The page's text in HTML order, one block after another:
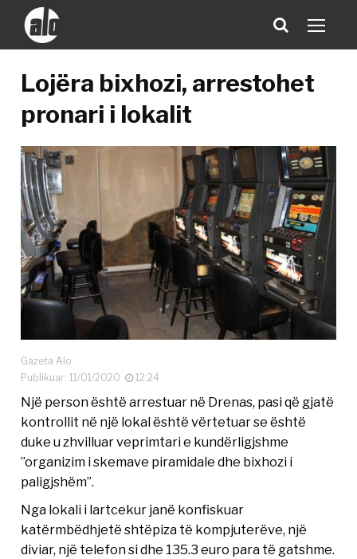
Lojëra bixhozi, arrestohet
pronari i lokalit
Gazeta Alo
Publikuar: 11/01/2020
12:24
Një person është arrestuar në Drenas, pasi që gjatë
kontrollit në një lokal është vërtetuar se është
duke u zhvilluar veprimtari e kundërligjshme
”organizim i skemave piramidale dhe bixhozi i
paligjshëm”.
Nga lokali i lartcekur janë konfiskuar
katërmbëdhjetë shtëpiza të kompjuterëve, një
diviar, një telefon si dhe 135.3 euro para të gatshme.